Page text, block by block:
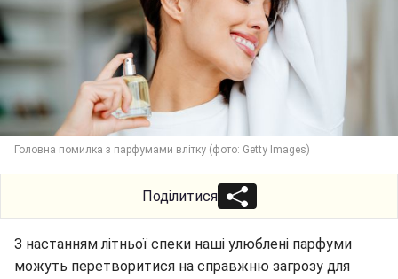
Головна помилка з парфумами влітку (фото: Getty Images)
Поділитися
З настанням літньої спеки наші улюблені парфуми
можуть перетворитися на справжню загрозу для